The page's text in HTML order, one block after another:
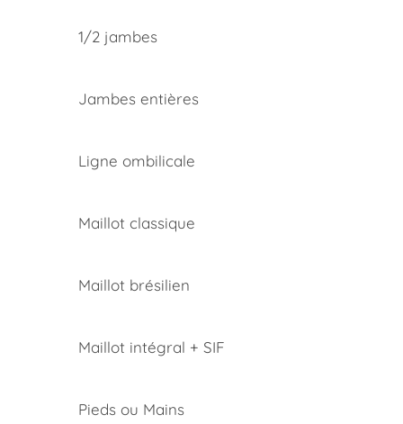
1/2 jambes
Jambes entières
Ligne ombilicale
Maillot classique
Maillot brésilien
Maillot intégral + SIF
Pieds ou Mains